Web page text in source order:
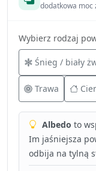
dodatkowa moc
Wybierz rodzaj
Śnieg / biały
Trawa
Albedo to
Im jaśniejsza
odbija na tylną